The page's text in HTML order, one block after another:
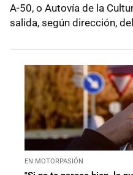
A-50, o Autovía de la
salida, según dirección,
EN MOTORPASIÓN